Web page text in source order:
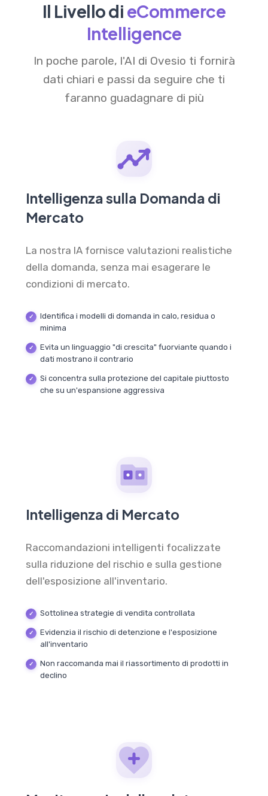
Il Livello di eCommerce
Intelligence
In poche parole, l'AI di Ovesio ti fornirà
dati chiari e passi da seguire che ti
faranno guadagnare di più
Intelligenza sulla Domanda di
Mercato
La nostra IA fornisce valutazioni realistiche
della domanda, senza mai esagerare le
condizioni di mercato.
Identifica i modelli di domanda in calo, residua o
minima
Evita un linguaggio "di crescita" fuorviante quando i
dati mostrano il contrario
Si concentra sulla protezione del capitale piuttosto
che su un'espansione aggressiva
Intelligenza di Mercato
Raccomandazioni intelligenti focalizzate
sulla riduzione del rischio e sulla gestione
dell'esposizione all'inventario.
Sottolinea strategie di vendita controllata
Evidenzia il rischio di detenzione e l'esposizione
all'inventario
Non raccomanda mai il riassortimento di prodotti in
declino